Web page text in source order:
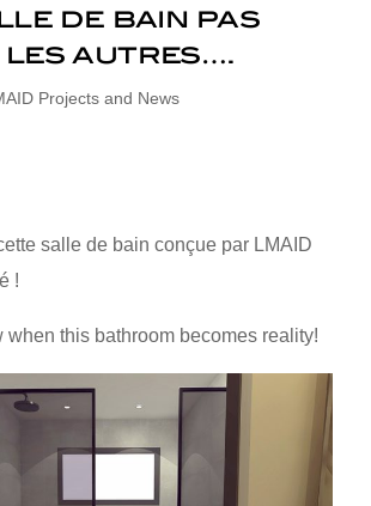
de bain pas
les autres….
Projects and News
salle de bain conçue par LMAID
!
when this bathroom becomes reality!